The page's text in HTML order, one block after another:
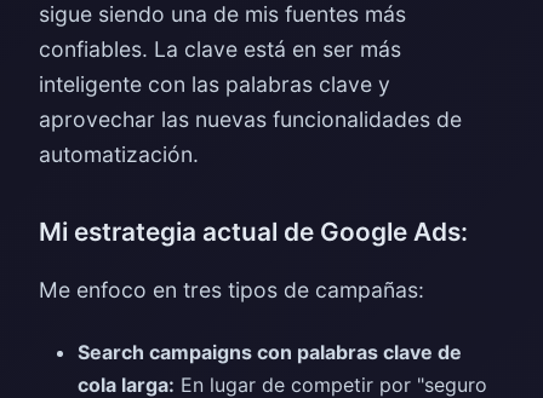
sigue siendo una de mis fuentes más
confiables. La clave está en ser más
inteligente con las palabras clave y
aprovechar las nuevas funcionalidades de
automatización.
Mi estrategia actual de Google Ads:
Me enfoco en tres tipos de campañas:
Search campaigns con palabras clave de
cola larga: En lugar de competir por "seguro